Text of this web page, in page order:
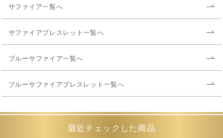
サファイア一覧へ
サファイアブレスレット一覧へ
ブルーサファイア一覧へ
ブルーサファイアブレスレット一覧へ
最近チェックした商品